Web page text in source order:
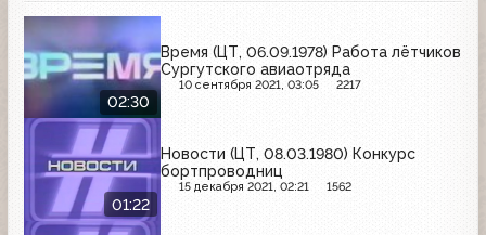
02:30
Время (ЦТ, 06.09.1978) Работа лётчиков
Сургутского авиаотряда
10 сентября 2021, 03:05 2217
01:22
Новости (ЦТ, 08.03.1980) Конкурс
бортпроводниц
15 декабря 2021, 02:21 1562